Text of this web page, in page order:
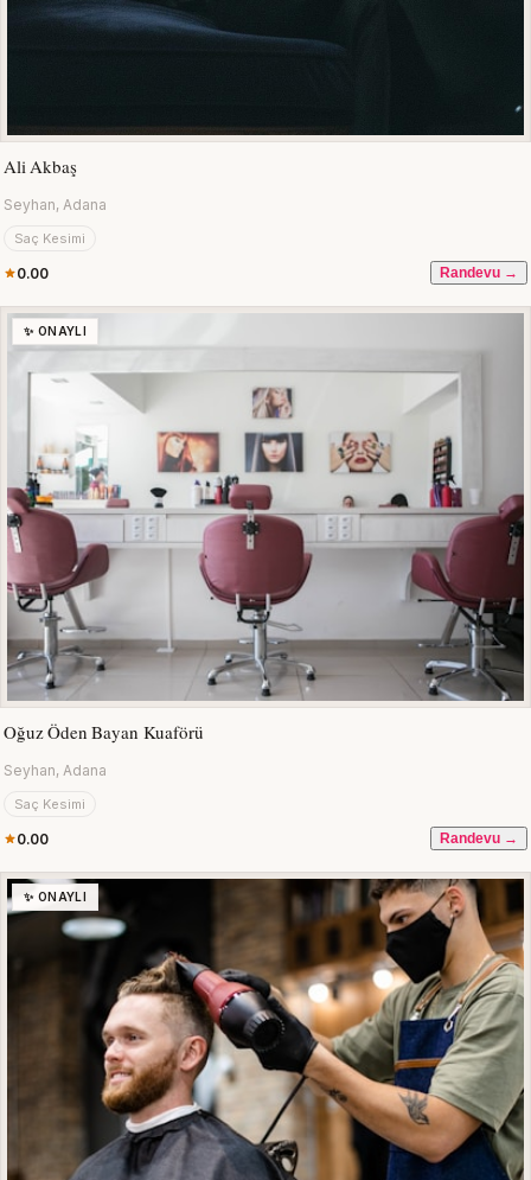
Ali Akbaş
Seyhan, Adana
Saç Kesimi
0.00 Randevu →
✨ ONAYLI
Oğuz Öden Bayan Kuaförü
Seyhan, Adana
Saç Kesimi
0.00 Randevu →
✨ ONAYLI